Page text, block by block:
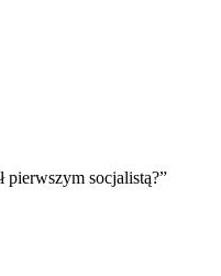
pierwszym socjalistą?”